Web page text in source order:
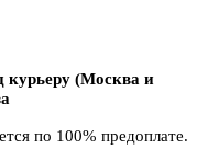
курьеру (Москва и
по 100% предоплате.